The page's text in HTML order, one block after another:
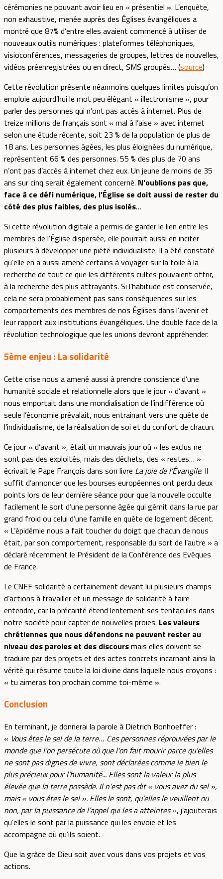
cérémonies ne pouvant avoir lieu en « présentiel ». L’enquête,
non exhaustive, menée auprès des Églises évangéliques a
montré que 87% d’entre elles avaient commencé à utiliser de
nouveaux outils numériques : plateformes téléphoniques,
visioconférences, messageries de groupes, lettres de nouvelles,
vidéos préenregistrées ou en direct, SMS groupés… (source)
Cette révolution présente néanmoins quelques limites puisqu’on
emploie aujourd’hui le mot peu élégant « illectronisme », pour
parler des personnes qui n’ont pas accès à internet. Plus de
treize millions de français sont « mal à l’aise » avec internet
selon une étude récente, soit 23 % de la population de plus de
18 ans. Les personnes âgées, les plus éloignées du numérique,
représentent 66 % des personnes. 55 % des plus de 70 ans
n’ont pas d’accès à internet chez eux. Un jeune de moins de 35
ans sur cinq serait également concerné. N'oublions pas que,
face à ce défi numérique, l’Église se doit aussi de rester du
côté des plus faibles, des plus isolés…
Si cette révolution digitale a permis de garder le lien entre les
membres de l’Église dispersée, elle pourrait aussi en inciter
plusieurs à développer une piété individualiste. Il a été constaté
qu’elle en a aussi amené certains à voyager sur la toile à la
recherche de tout ce que les différents cultes pouvaient offrir,
à la recherche des plus attrayants. Si l’habitude est conservée,
cela ne sera probablement pas sans conséquences sur les
comportements des membres de nos Églises dans l’avenir et
leur rapport aux institutions évangéliques. Une double face de la
révolution technologique que les unions devront appréhender.
5ème enjeu : La solidarité
Cette crise nous a amené aussi à prendre conscience d’une
humanité sociale et relationnelle alors que le jour « d’avant »
nous emportait dans une mondialisation de l’indifférence où
seule l’économie prévalait, nous entraînant vers une quête de
l’individualisme, de la réalisation de soi et du confort de chacun.
Ce jour « d’avant », était un mauvais jour où « les exclus ne
sont pas des exploités, mais des déchets, des « restes… »
écrivait le Pape François dans son livre La joie de l’Évangile. Il
suffit d’annoncer que les bourses européennes ont perdu deux
points lors de leur dernière séance pour que la nouvelle occulte
facilement le sort d’une personne âgée qui gémit dans la rue par
grand froid ou celui d’une famille en quête de logement décent.
« L’épidémie nous a fait toucher du doigt que chacun de nous
était, par son comportement, responsable du sort de l’autre » a
déclaré récemment le Président de la Conférence des Evêques
de France.
Le CNEF solidarité a certainement devant lui plusieurs champs
d’actions à travailler et un message de solidarité à faire
entendre, car la précarité étend lentement ses tentacules dans
notre société pour capter de nouvelles proies. Les valeurs
chrétiennes que nous défendons ne peuvent rester au
niveau des paroles et des discoursmais elles doivent se
traduire par des projets et des actes concrets incarnant ainsi la
vérité qui résume toute la loi divine dans laquelle nous croyons :
« tu aimeras ton prochain comme toi-même ».
Conclusion
En terminant, je donnerai la parole à Dietrich Bonhoeffer :
« Vous êtes le sel de la terre… Ces personnes réprouvées par le
monde que l’on persécute où que l'on fait mourir parce qu’elles
ne sont pas dignes de vivre, sont déclarées comme le bien le
plus précieux pour l’humanité... Elles sont la valeur la plus
élevée que la terre possède. Il n’est pas dit « vous avez du sel »,
mais « vous êtes le sel ». Elles le sont, qu’elles le veuillent ou
non, par la puissance de l’appel qui les a atteintes», j’ajouterais
qu’elles le sont par la puissance qui les envoie et les
accompagne où qu’ils soient.
Que la grâce de Dieu soit avec vous dans vos projets et vos
actions.